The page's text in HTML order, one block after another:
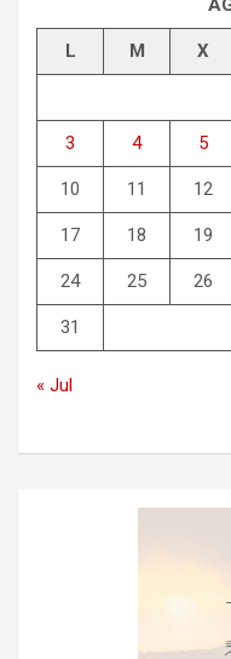
L M X
3 4 5
10 11 12
17 18 19
24 25 26
31
« Jul